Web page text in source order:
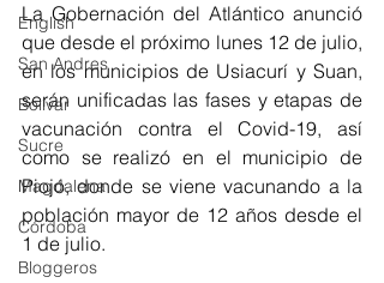
English
San Andres
Bolívar
Sucre
Magdalena
Córdoba
Bloggeros
La Gobernación del Atlántico anunció
que desde el próximo lunes 12 de julio,
en los municipios de Usiacurí y Suan,
serán unificadas las fases y etapas de
vacunación contra el Covid-19, así
como se realizó en el municipio de
Piojó, donde se viene vacunando a la
población mayor de 12 años desde el
1 de julio.